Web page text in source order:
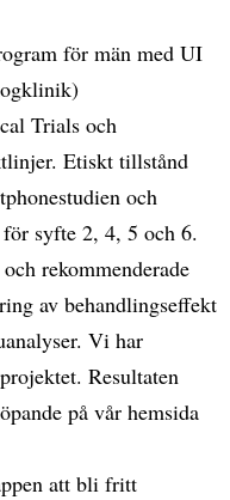
för män med UI
Trials och
Etiskt tillstånd
och
syfte 2, 4, 5 och 6.
rekommenderade
av behandlingseffekt
Vi har
Resultaten
på vår hemsida
att bli fritt